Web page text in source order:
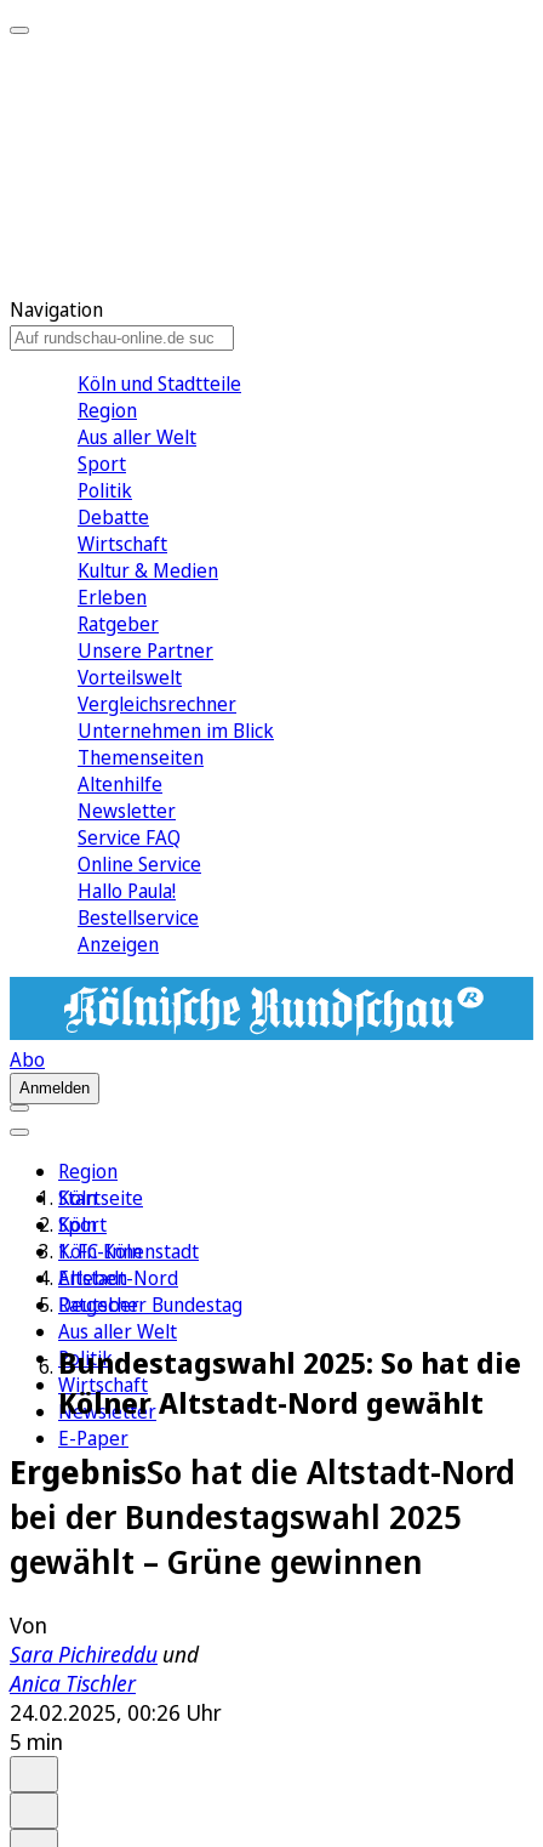
Navigation
Köln und Stadtteile
Region
Aus aller Welt
Sport
Politik
Debatte
Wirtschaft
Kultur & Medien
Erleben
Ratgeber
Unsere Partner
Vorteilswelt
Vergleichsrechner
Unternehmen im Blick
Themenseiten
Altenhilfe
Newsletter
Service FAQ
Online Service
Hallo Paula!
Bestellservice
Anzeigen
Abo
Anmelden
Region
Köln
Sport
1. FC Köln
Erleben
Ratgeber
Aus aller Welt
Politik
Wirtschaft
Newsletter
E-Paper
Startseite
Köln
Köln-Innenstadt
Altstadt-Nord
Deutscher Bundestag
Bundestagswahl 2025: So hat die
Kölner Altstadt-Nord gewählt
ErgebnisSo hat die Altstadt-Nord
bei der Bundestagswahl 2025
gewählt – Grüne gewinnen
Von
Sara Pichireddu und
Anica Tischler
24.02.2025, 00:26 Uhr
5 min